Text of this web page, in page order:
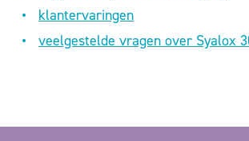
klantervaringen
veelgestelde vragen over Syalox